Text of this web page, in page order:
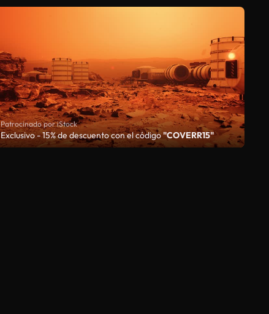
Patrocinado por iStock
Exclusivo - 15% de descuento con el código"COVERR15"